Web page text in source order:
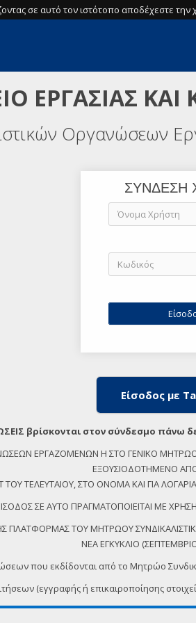
σε αυτό τον ιστότοπο αποδέχεστε
ΕΡΓΑΣΙΑΣ
Οργανώσεων
ΣΥΝΔΕΣΗ
Είσοδος με
βρίσκονται στον σύνδεσμο πάνω
ΕΡΓΑΖΟΜΕΝΩΝ Η ΣΤΟ ΓΕΝΙΚΟ
ΕΞΟΥΣΙΟΔΟΤΗΜΕΝΟ
ΤΕΛΕΥΤΑΙΟΥ, ΣΤΟ ΟΝΟΜΑ ΚΑΙ ΓΙΑ
ΣΕ ΑΥΤΟ ΠΡΑΓΜΑΤΟΠΟΙΕΙΤΑΙ ΜΕ
ΤΗΣ ΠΛΑΤΦΟΡΜΑΣ ΤΟΥ ΜΗΤΡΩΟΥ
ΝΕΑ ΕΓΚΥΚΛΙΟ
που εκδίδονται από το Μητρώο
(εγγραφής ή επικαιροποίησης